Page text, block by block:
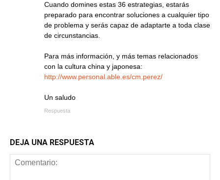
Cuando domines estas 36 estrategias, estarás
preparado para encontrar soluciones a cualquier tipo
de problema y serás capaz de adaptarte a toda clase
de circunstancias.
Para más información, y más temas relacionados
con la cultura china y japonesa:
http://www.personal.able.es/cm.perez/
Un saludo
Respuesta
DEJA UNA RESPUESTA